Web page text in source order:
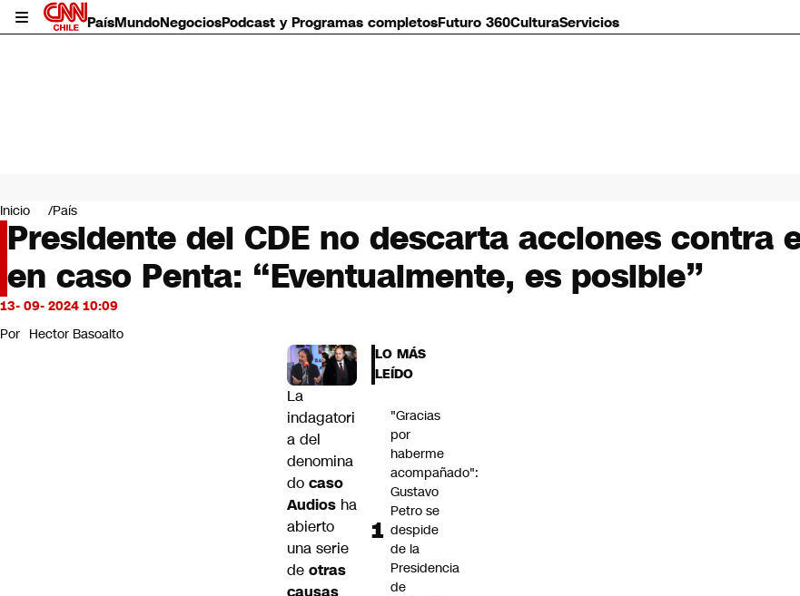
PaísMundoNegociosPodcast y Programas completosFuturo 360CulturaServicios
Mundo
Negocios
Deportes
Programas completos
Cultura
Servicios
Bits
CNN Data
Inicio País
Presidente del CDE no descarta acciones contra
en caso Penta: “Eventualmente, es posible”
13- 09- 2024 10:09
Por Hector Basoalto
La
indagatori
a del
denomina
do caso
Audios ha
abierto
una serie
de otras
causas
LO MÁS
LEÍDO
"Gracias
por
haberme
acompañado":
Gustavo
Petro se
despide
de la
Presidencia
de